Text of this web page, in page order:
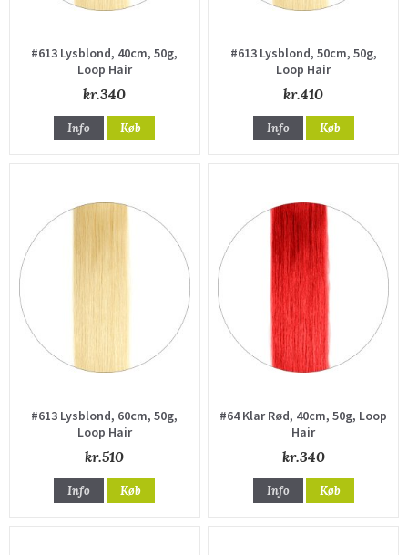
#613 Lysblond, 40cm, 50g,
Loop Hair
kr.340
Info Køb
#613 Lysblond, 50cm, 50g,
Loop Hair
kr.410
Info Køb
#613 Lysblond, 60cm, 50g,
Loop Hair
kr.510
Info Køb
#64 Klar Rød, 40cm, 50g, Loop
Hair
kr.340
Info Køb